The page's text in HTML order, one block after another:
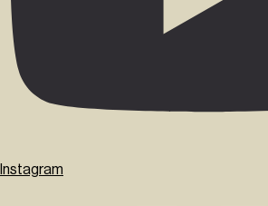
Instagram